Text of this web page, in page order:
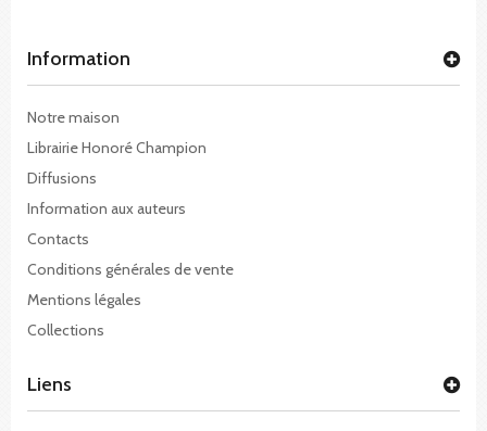
Information
Notre maison
Librairie Honoré Champion
Diffusions
Information aux auteurs
Contacts
Conditions générales de vente
Mentions légales
Collections
Liens